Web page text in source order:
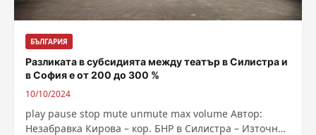
БЪЛГАРИЯ
Разликата в субсидията между театър в Силистра и
в София е от 200 до 300 %
10/10/2024
play pause stop mute unmute max volume Автор:
Незабравка Кирова – кор. БНР в Силистра – Източник